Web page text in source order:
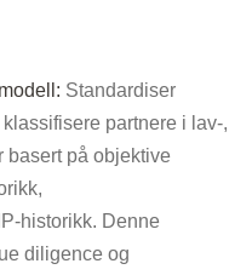
Standardiser
partnere i lav-,
basert på objektive
historikk. Denne
diligence og